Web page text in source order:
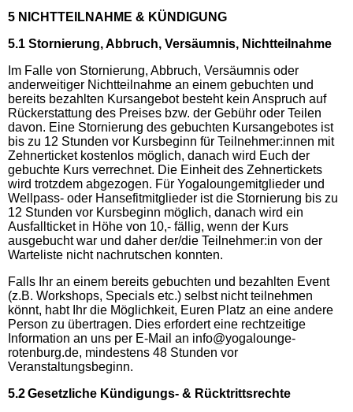
5 NICHTTEILNAHME & KÜNDIGUNG
5.1 Stornierung, Abbruch, Versäumnis, Nichtteilnahme
Im Falle von Stornierung, Abbruch, Versäumnis oder
anderweitiger Nichtteilnahme an einem gebuchten und
bereits bezahlten Kursangebot besteht kein Anspruch auf
Rückerstattung des Preises bzw. der Gebühr oder Teilen
davon. Eine Stornierung des gebuchten Kursangebotes ist
bis zu 12 Stunden vor Kursbeginn für Teilnehmer:innen mit
Zehnerticket kostenlos möglich, danach wird Euch der
gebuchte Kurs verrechnet. Die Einheit des Zehnertickets
wird trotzdem abgezogen. Für Yogaloungemitglieder und
Wellpass- oder Hansefitmitglieder ist die Stornierung bis zu
12 Stunden vor Kursbeginn möglich, danach wird ein
Ausfallticket in Höhe von 10,- fällig, wenn der Kurs
ausgebucht war und daher der/die Teilnehmer:in von der
Warteliste nicht nachrutschen konnten.
Falls Ihr an einem bereits gebuchten und bezahlten Event
(z.B. Workshops, Specials etc.) selbst nicht teilnehmen
könnt, habt Ihr die Möglichkeit, Euren Platz an eine andere
Person zu übertragen. Dies erfordert eine rechtzeitige
Information an uns per E-Mail an info@yogalounge-
rotenburg.de, mindestens 48 Stunden vor
Veranstaltungsbeginn.
5.2 Gesetzliche Kündigungs- & Rücktrittsrechte